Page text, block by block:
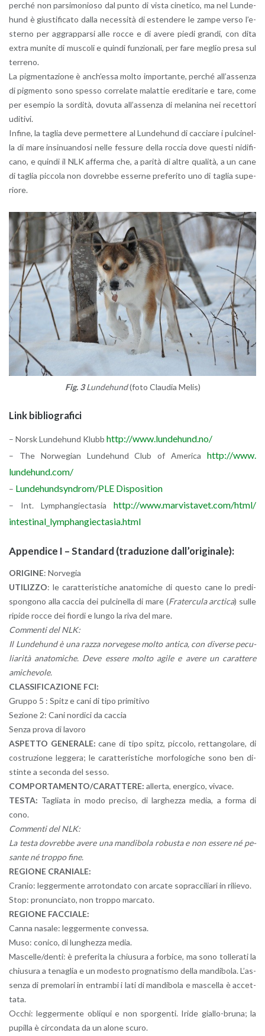
per­ché non par­si­mo­nio­so dal punto di vista ci­ne­ti­co, ma nel Lun­de­
hund è giu­sti­fi­ca­to dalla ne­ces­si­tà di esten­de­re le zampe verso l’e­
ster­no per ag­grap­par­si alle rocce e di avere piedi gran­di, con dita
extra mu­ni­te di mu­sco­li e quin­di fun­zio­na­li, per fare me­glio presa sul
ter­re­no.
La pig­men­ta­zio­ne è an­ch’es­sa molto im­por­tan­te, per­ché al­l’as­sen­za
di pig­men­to sono spes­so cor­re­la­te ma­lat­tie ere­di­ta­rie e tare, come
per esem­pio la sor­di­tà, do­vu­ta al­l’as­sen­za di me­la­ni­na nei re­cet­to­ri
udi­ti­vi.
In­fi­ne, la ta­glia deve per­met­te­re al Lun­de­hund di cac­cia­re i pul­ci­nel­
la di mare in­si­nuan­do­si nelle fes­su­re della roc­cia dove que­sti ni­di­fi­
ca­no, e quin­di il NLK af­fer­ma che, a pa­ri­tà di altre qua­li­tà, a un cane
di ta­glia pic­co­la non do­vreb­be es­ser­ne pre­fe­ri­to uno di ta­glia su­pe­
rio­re.
Fig. 3Lun­de­hund(foto Clau­dia Melis)
Link bi­blio­gra­fi­ci
– Norsk Lun­de­hund Klubb http://​www.​lundehund.​no/
– The Nor­we­gian Lun­de­hund Club of Ame­ri­ca http://​www.​
lundehund.​com/
– Lun­de­hund­syn­drom/PLE Di­spo­si­tion
– Int. Lym­phan­giec­ta­sia http://​www.​marvistavet.​com/​html/​
intestinal_​lym​phan​giec​tasi​a.​html
Ap­pen­di­ce I – Stan­dard (tra­du­zio­ne dal­l’o­ri­gi­na­le):
ORI­GI­NE: Nor­ve­gia
UTI­LIZ­ZO: le ca­rat­te­ri­sti­che ana­to­mi­che di que­sto cane lo pre­di­
spon­go­no alla cac­cia dei pul­ci­nel­la di mare (Fra­ter­cu­la arc­ti­ca) sulle
ri­pi­de rocce dei fior­di e lungo la riva del mare.
Com­men­ti del NLK:
Il Lun­de­hund è una razza nor­ve­ge­se molto an­ti­ca, con di­ver­se pe­cu­
lia­ri­tà ana­to­mi­che. Deve es­se­re molto agile e avere un ca­rat­te­re
ami­che­vo­le.
CLAS­SI­FI­CA­ZIO­NE FCI:
Grup­po 5 : Spitz e cani di tipo pri­mi­ti­vo
Se­zio­ne 2: Cani nor­di­ci da cac­cia
Senza prova di la­vo­ro
ASPET­TO GE­NE­RA­LE: cane di tipo spitz, pic­co­lo, ret­tan­go­la­re, di
co­stru­zio­ne leg­ge­ra; le ca­rat­te­ri­sti­che mor­fo­lo­gi­che sono ben di­
stin­te a se­con­da del sesso.
COM­POR­TA­MEN­TO/CA­RAT­TE­RE: al­ler­ta, ener­gi­co, vi­va­ce.
TESTA: Ta­glia­ta in modo pre­ci­so, di lar­ghez­za media, a forma di
cono.
Com­men­ti del NLK:
La testa do­vreb­be avere una man­di­bo­la ro­bu­sta e non es­se­re né pe­
san­te né trop­po fine.
RE­GIO­NE CRA­NIA­LE:
Cra­nio: leg­ger­men­te ar­ro­ton­da­to con ar­ca­te so­prac­ci­lia­ri in ri­lie­vo.
Stop: pro­nun­cia­to, non trop­po mar­ca­to.
RE­GIO­NE FAC­CIA­LE:
Canna na­sa­le: leg­ger­men­te con­ves­sa.
Muso: co­ni­co, di lun­ghez­za media.
Ma­scel­le/denti: è pre­fe­ri­ta la chiu­su­ra a for­bi­ce, ma sono tol­le­ra­ti la
chiu­su­ra a te­na­glia e un mo­de­sto pro­gna­ti­smo della man­di­bo­la. L’as­
sen­za di pre­mo­la­ri in en­tram­bi i lati di man­di­bo­la e ma­scel­la è ac­cet­
ta­ta.
Occhi: leg­ger­men­te obli­qui e non spor­gen­ti. Iride gial­lo-bru­na; la
pu­pil­la è cir­con­da­ta da un alone scuro.